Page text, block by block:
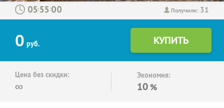
Получили: 31
: :
0 руб.
Цена без скидки:
∞
Экономия:
10 %